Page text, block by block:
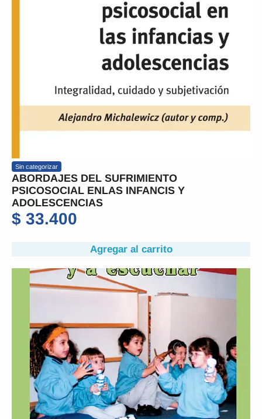
Sin categorizar
ABORDAJES DEL SUFRIMIENTO
PSICOSOCIAL ENLAS INFANCIS Y
ADOLESCENCIAS
$ 33.400
Agregar al carrito